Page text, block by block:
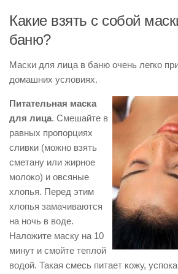
Какие взять с собой
баню?
Маски для лица в баню очень легко
домашних условиях.
Питательная маска
для лица. Смешайте в
равных пропорциях
сливки (можно взять
сметану или жирное
молоко) и овсяные
хлопья. Перед этим
хлопья замачиваются
на ночь в воде.
Наложите маску на 10
минут и смойте теплой
водой. Такая смесь питает кожу,